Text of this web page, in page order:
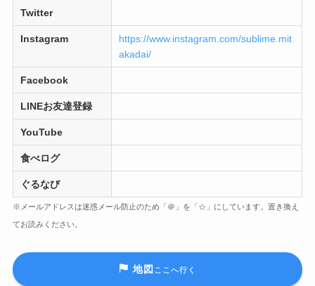
Twitter
Instagram
https://www.instagram.com/sublime.mit
akadai/
Facebook
LINEお友達登録
YouTube
食べログ
ぐるなび
※メールアドレスは迷惑メール防止のため「＠」を「☆」にしています。置き換え
てお読みください。
地図 ここへ行く